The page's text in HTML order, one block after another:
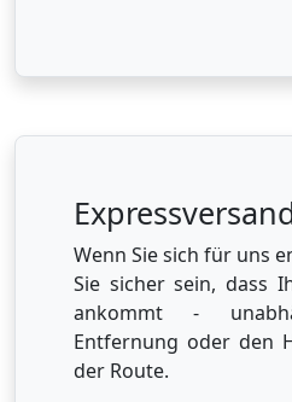
Wenn Sie sich für uns
Sie sicher sein, dass
ankommt -
Entfernung oder den
der Route.